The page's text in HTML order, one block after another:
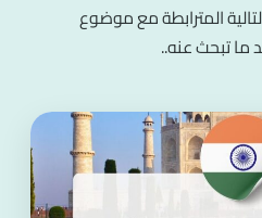
المترابطة مع موضوع
ما تبحث عنه..